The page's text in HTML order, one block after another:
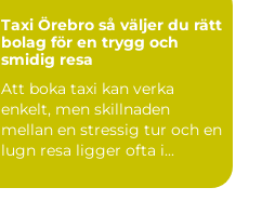
Taxi Örebro så väljer du rätt
bolag för en trygg och
smidig resa
Att boka taxi kan verka
enkelt, men skillnaden
mellan en stressig tur och en
lugn resa ligger ofta i...